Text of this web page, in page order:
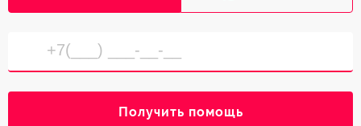
Получить помощь